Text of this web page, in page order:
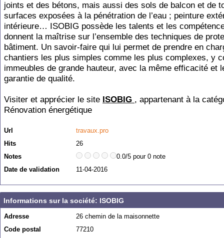
joints et des bétons, mais aussi des sols de balcon et de
surfaces exposées à la pénétration de l’eau ; peinture
intérieure… ISOBIG possède les talents et les
donnent la maîtrise sur l’ensemble des techniques de
bâtiment. Un savoir-faire qui lui permet de prendre en
chantiers les plus simples comme les plus complexes, y
immeubles de grande hauteur, avec la même efficacité et
garantie de qualité.
Visiter et apprécier le site ISOBIG , appartenant à la
Rénovation énergétique
Url
travaux.pro
Hits
26
Notes
0.0/5 pour 0 note
Date de validation
11-04-2016
Informations sur la société: ISOBIG
Adresse
26 chemin de la maisonnette
Code postal
77210